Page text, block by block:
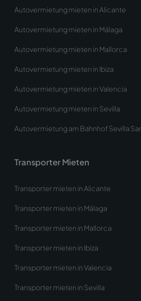
Autovermietung mieten in Alicante
Autovermietung mieten in Málaga
Autovermietung mieten in Mallorca
Autovermietung mieten in Ibiza
Autovermietung mieten in Valencia
Autovermietung mieten in Sevilla
Autovermietung am Bahnhof Sevilla
Transporter Mieten
Transporter mieten in Alicante
Transporter mieten in Málaga
Transporter mieten in Mallorca
Transporter mieten in Ibiza
Transporter mieten in Valencia
Transporter mieten in Sevilla